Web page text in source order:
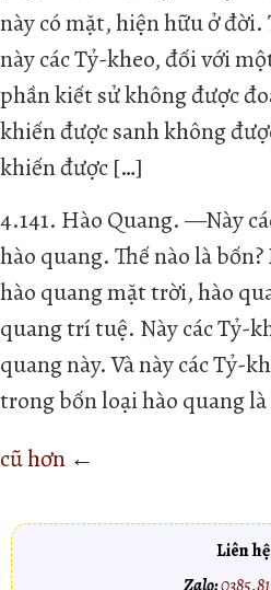
này có mặt, hiện hữu ở đời.
này các Tỷ-kheo, đối với
phần kiết sử không được
khiến được sanh không
khiến được […]
4.141. Hào Quang. —Này
hào quang. Thế nào là
hào quang mặt trời, hào
quang trí tuệ. Này các Tỷ-
quang này. Và này các Tỷ-
trong bốn loại hào quang
cũ hơn ←
Liên